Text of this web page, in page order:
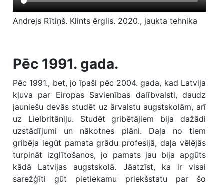
Andrejs Rītiņš. Klints ērglis. 2020., jaukta tehnika
Pēc 1991. gada.
Pēc 1991., bet, jo īpaši pēc 2004. gada, kad Latvija
kļuva par Eiropas Savienības dalībvalsti, daudz
jauniešu devās studēt uz ārvalstu augstskolām, arī
uz Lielbritāniju. Studēt gribētājiem bija dažādi
uzstādījumi un nākotnes plāni. Daļa no tiem
gribēja iegūt pamata grādu profesijā, daļa vēlējās
turpināt izglītošanos, jo pamats jau bija apgūts
kādā Latvijas augstskolā. Jāatzīst, ka ir visai
sarežģīti gūt pietiekamu priekšstatu par šo